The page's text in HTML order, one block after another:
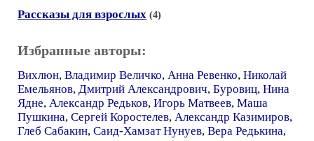
Рассказы для взрослых (4)
Избранные авторы:
Вихлюн, Владимир Величко, Анна Ревенко, Николай
Емельянов, Дмитрий Александрович, Буровиц, Нина
Ядне, Александр Редьков, Игорь Матвеев, Маша
Пушкина, Сергей Коростелев, Александр Казимиров,
Глеб Сабакин, Саид-Хамзат Нунуев, Вера Редькина,